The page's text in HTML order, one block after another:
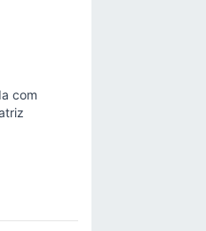
com